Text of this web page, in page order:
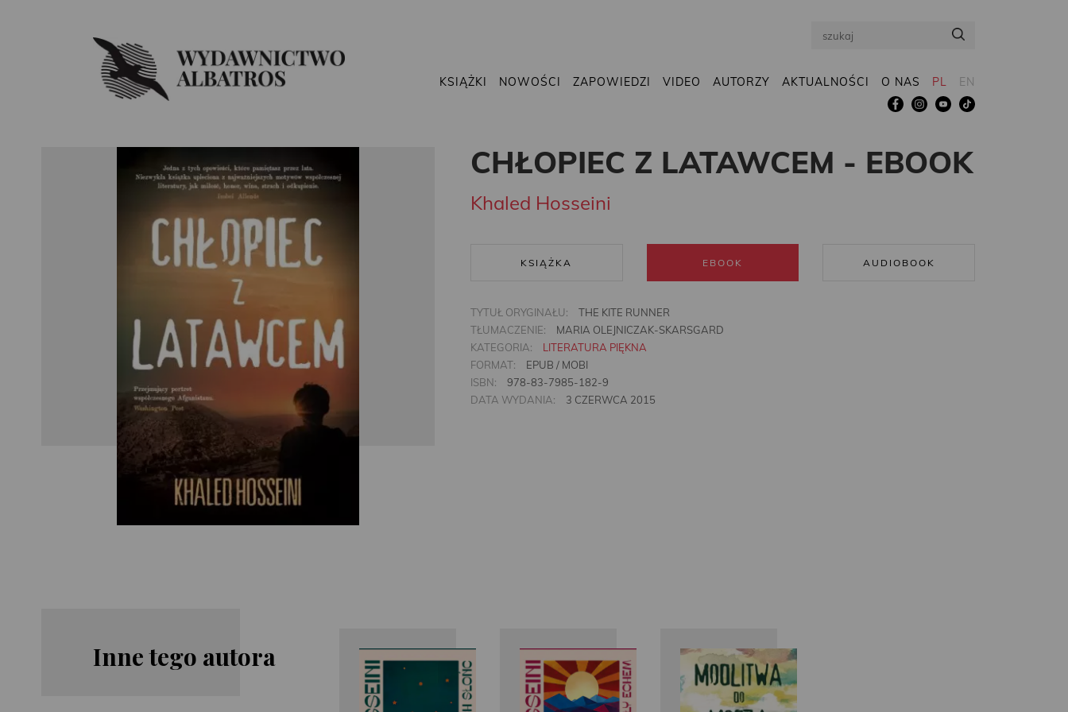
Search
KSIĄŻKI NOWOŚCI ZAPOWIEDZI VIDEO AUTORZY AKTUALNOŚCI O NAS PL EN
CHŁOPIEC Z LATAWCEM - EBOOK
Khaled Hosseini
KSIĄŻKA EBOOK AUDIOBOOK
TYTUŁ ORYGINAŁU:
THE KITE RUNNER
TŁUMACZENIE:
MARIA OLEJNICZAK-SKARSGARD
KATEGORIA:
LITERATURA PIĘKNA
FORMAT:
EPUB / MOBI
ISBN:
978-83-7985-182-9
DATA WYDANIA:
3 CZERWCA 2015
Inne tego autora
Khaled
Hosseini
Khaled
Hosseini
Khaled
Hosseini